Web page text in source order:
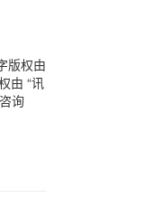
版权由
由 “讯
询